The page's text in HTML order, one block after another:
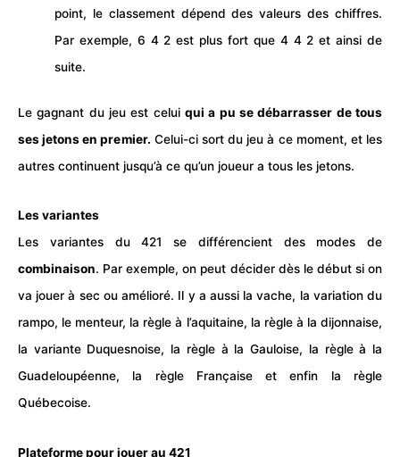
point, le classement dépend des valeurs des chiffres.
Par exemple, 6 4 2 est plus fort que 4 4 2 et ainsi de
suite.
Le gagnant du jeu est celui qui a pu se débarrasser de tous
ses jetons en premier. Celui-ci sort du jeu à ce moment, et les
autres continuent jusqu’à ce qu’un joueur a tous les jetons.
Les variantes
Les variantes du 421 se différencient des modes de
combinaison. Par exemple, on peut décider dès le début si on
va jouer à sec ou amélioré. Il y a aussi la vache, la variation du
rampo, le menteur, la règle à l’aquitaine, la règle à la dijonnaise,
la variante Duquesnoise, la règle à la Gauloise, la règle à la
Guadeloupéenne, la règle Française et enfin la règle
Québecoise.
Plateforme pour jouer au 421